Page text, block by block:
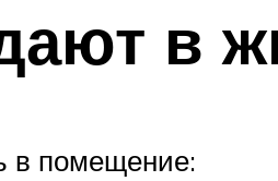
в
в помещение: